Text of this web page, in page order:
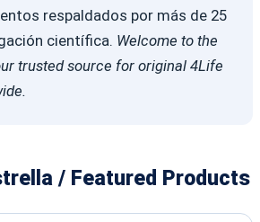
respaldados por más de 25
científica. Welcome to the
trusted source for original 4Life
/ Featured Products